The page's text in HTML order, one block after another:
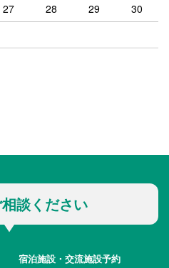
27 28 29
30
談ください
宿泊施設・交流施設予約